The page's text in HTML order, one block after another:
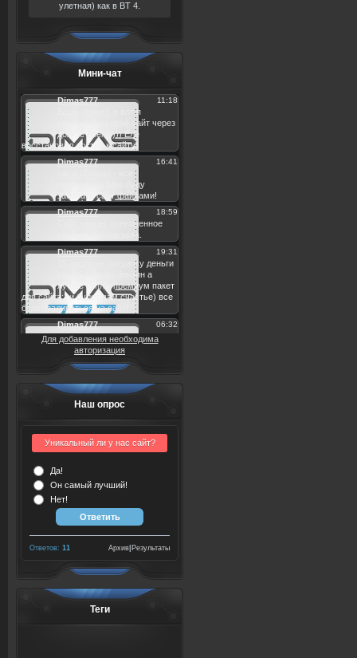
улетная) как в BT 4.
Мини-чат
Для добавления необходима
авторизация
Наш опрос
Уникальный ли у нас сайт?
Да!
Он самый лучший!
Нет!
Ответов: 11 Результаты
Архив
Теги